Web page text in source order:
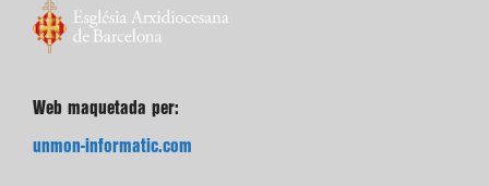
Web maquetada per:
unmon-informatic.com